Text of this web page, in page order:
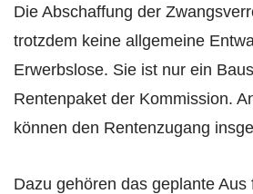
Die Abschaffung der
trotzdem keine allgemeine
Erwerbslose. Sie ist nur ein
Rentenpaket der Kommission.
können den Rentenzugang
Dazu gehören das geplante Aus